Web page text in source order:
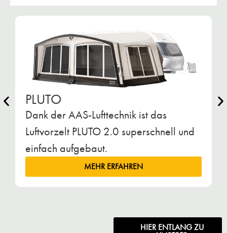
PLUTO
Dank der AAS-Lufttechnik ist das
Luftvorzelt PLUTO 2.0 superschnell und
einfach aufgebaut.
MEHR ERFAHREN
HIER ENTLANG ZU